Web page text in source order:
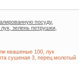
посуду,
зелень петрушки,
квашеные 100, лук
сушеная 3, перец молотый